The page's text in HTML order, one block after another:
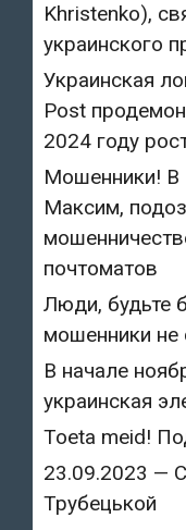
Khristenko),
украинского
Украинская
Post
2024 году
Мошенники! В
Максим,
почтоматов
Люди, будьте
мошенники не
В начале
украинская
Toeta meid!
23.09.2023 —
Трубецькой